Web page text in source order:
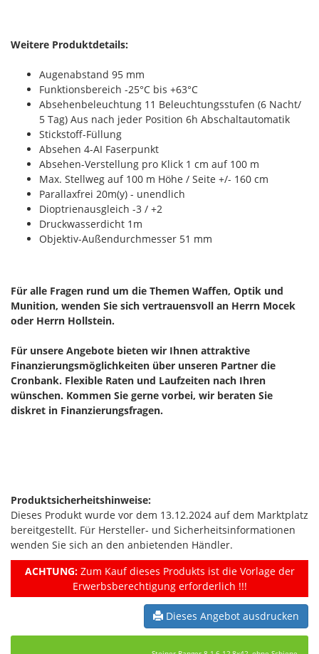
Weitere Produktdetails:
Augenabstand 95 mm
Funktionsbereich -25°C bis +63°C
Absehenbeleuchtung 11 Beleuchtungsstufen (6 Nacht/
5 Tag) Aus nach jeder Position 6h Abschaltautomatik
Stickstoff-Füllung
Absehen 4-AI Faserpunkt
Absehen-Verstellung pro Klick 1 cm auf 100 m
Max. Stellweg auf 100 m Höhe / Seite +/- 160 cm
Parallaxfrei 20m(y) - unendlich
Dioptrienausgleich -3 / +2
Druckwasserdicht 1m
Objektiv-Außendurchmesser 51 mm
Für alle Fragen rund um die Themen Waffen, Optik und
Munition, wenden Sie sich vertrauensvoll an Herrn Mocek
oder Herrn Hollstein.
Für unsere Angebote bieten wir Ihnen attraktive
Finanzierungsmöglichkeiten über unseren Partner die
Cronbank. Flexible Raten und Laufzeiten nach Ihren
wünschen. Kommen Sie gerne vorbei, wir beraten Sie
diskret in Finanzierungsfragen.
Produktsicherheitshinweise:
Dieses Produkt wurde vor dem 13.12.2024 auf dem Marktplatz
bereitgestellt. Für Hersteller- und Sicherheitsinformationen
wenden Sie sich an den anbietenden Händler.
ACHTUNG:Zum Kauf dieses Produkts ist die Vorlage der
Erwerbsberechtigung erforderlich !!!
Dieses Angebot ausdrucken